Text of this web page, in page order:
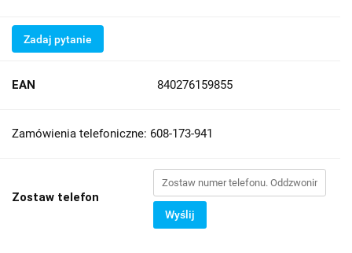
Zadaj pytanie
EAN 840276159855
Zamówienia telefoniczne: 608-173-941
Zostaw telefon
Wyślij